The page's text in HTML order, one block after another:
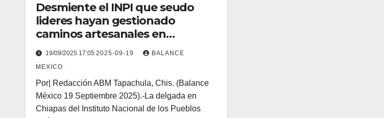
Desmiente el INPI que seudo
lideres hayan gestionado
caminos artesanales en
Acapetahua y Acacoyagua
19/09/2025 17:05 2025-09-19
BALANCE
MEXICO
Por| Redacción ABM Tapachula, Chis. (Balance
México 19 Septiembre 2025).-La delgada en
Chiapas del Instituto Nacional de los Pueblos